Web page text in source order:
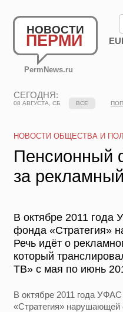
НОВОСТИ
ПЕРМИ
PermNews.ru
СЕГОДНЯ:
08 АВГУСТА, СБ ВСЕ
НОВОСТИ ОБЩЕСТВА И
Пенсионный
за
В октябре 2011 года
фонда «Стратегия»
Речь идёт о
который
ТВ» с мая по июнь
В октябре 2011 года
«Стратегия» нарушающей